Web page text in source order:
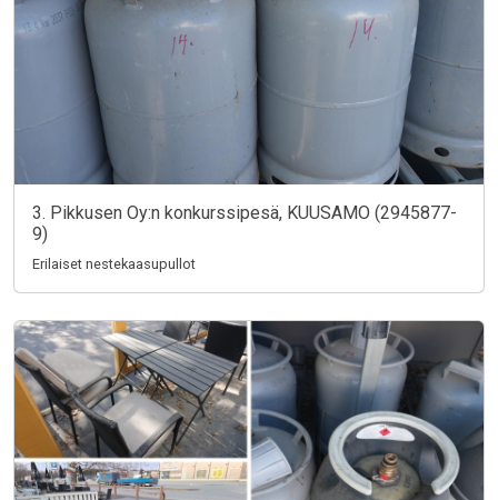
3. Pikkusen Oy:n konkurssipesä, KUUSAMO (2945877-
9)
Erilaiset nestekaasupullot